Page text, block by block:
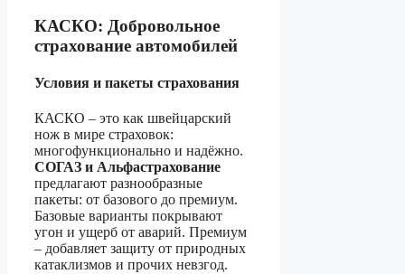
КАСКО: Добровольное
страхование автомобилей
Условия и пакеты страхования
КАСКО – это как швейцарский
нож в мире страховок:
многофункционально и надёжно.
СОГАЗ и Альфастрахование
предлагают разнообразные
пакеты: от базового до премиум.
Базовые варианты покрывают
угон и ущерб от аварий. Премиум
– добавляет защиту от природных
катаклизмов и прочих невзгод.